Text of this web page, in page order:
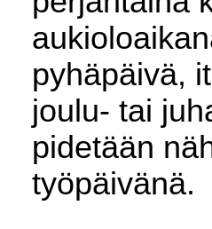
pyhäpäivä,
joulu- tai
pidetään
työpäivänä.